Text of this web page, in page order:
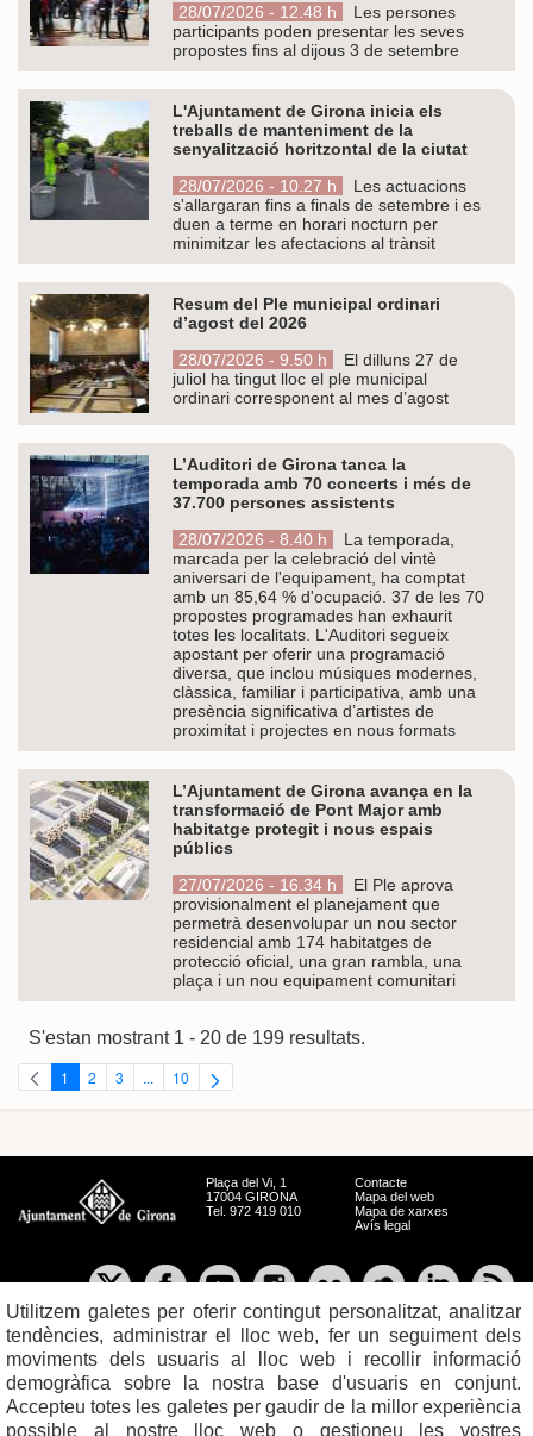
28/07/2026 - 12.48 h
Les persones
participants poden presentar les seves
propostes fins al dijous 3 de setembre
L'Ajuntament de Girona inicia els
treballs de manteniment de la
senyalització horitzontal de la ciutat
28/07/2026 - 10.27 h
Les actuacions
s'allargaran fins a finals de setembre i es
duen a terme en horari nocturn per
minimitzar les afectacions al trànsit
Resum del Ple municipal ordinari
d’agost del 2026
28/07/2026 - 9.50 h
El dilluns 27 de
juliol ha tingut lloc el ple municipal
ordinari corresponent al mes d’agost
L’Auditori de Girona tanca la
temporada amb 70 concerts i més de
37.700 persones assistents
28/07/2026 - 8.40 h
La temporada,
marcada per la celebració del vintè
aniversari de l'equipament, ha comptat
amb un 85,64 % d'ocupació. 37 de les 70
propostes programades han exhaurit
totes les localitats. L'Auditori segueix
apostant per oferir una programació
diversa, que inclou músiques modernes,
clàssica, familiar i participativa, amb una
presència significativa d’artistes de
proximitat i projectes en nous formats
L’Ajuntament de Girona avança en la
transformació de Pont Major amb
habitatge protegit i nous espais
públics
27/07/2026 - 16.34 h
El Ple aprova
provisionalment el planejament que
permetrà desenvolupar un nou sector
residencial amb 174 habitatges de
protecció oficial, una gran rambla, una
plaça i un nou equipament comunitari
S'estan mostrant 1 - 20 de 199 resultats.
Pàgina
1 Pàgina
2 Pàgina
3 ...Pàgines intermèdies Utilitzeu TAB per navegar.
Pàgina
10
Plaça del Vi, 1
17004 GIRONA
Tel. 972 419 010
Contacte
Mapa del web
Mapa de xarxes
Avís legal
Utilitzem galetes per oferir contingut personalitzat, analitzar
tendències, administrar el lloc web, fer un seguiment dels
moviments dels usuaris al lloc web i recollir informació
demogràfica sobre la nostra base d'usuaris en conjunt.
Accepteu totes les galetes per gaudir de la millor experiència
possible al nostre lloc web o gestioneu les vostres